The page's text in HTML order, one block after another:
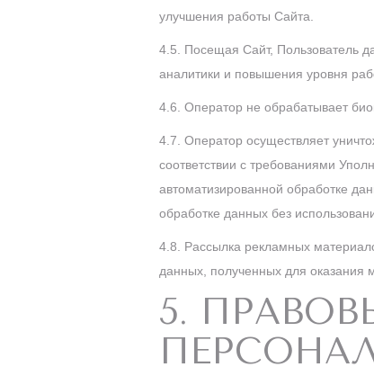
улучшения работы Сайта.
4.5. Посещая Сайт, Пользователь
аналитики и повышения уровня
4.6. Оператор не обрабатывает
4.7. Оператор осуществляет
соответствии с требованиями
автоматизированной обработке
обработке данных без
4.8.
Рассылка рекламных
данных, полученных для оказания
5.